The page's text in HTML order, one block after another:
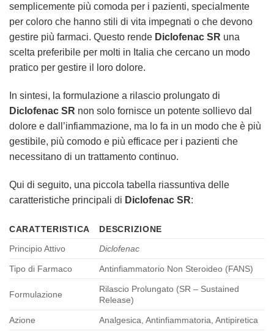
semplicemente più comoda per i pazienti, specialmente
per coloro che hanno stili di vita impegnati o che devono
gestire più farmaci. Questo rende Diclofenac SR una
scelta preferibile per molti in Italia che cercano un modo
pratico per gestire il loro dolore.
In sintesi, la formulazione a rilascio prolungato di
Diclofenac SR non solo fornisce un potente sollievo dal
dolore e dall’infiammazione, ma lo fa in un modo che è più
gestibile, più comodo e più efficace per i pazienti che
necessitano di un trattamento continuo.
Qui di seguito, una piccola tabella riassuntiva delle
caratteristiche principali di Diclofenac SR:
CARATTERISTICA
DESCRIZIONE
Principio Attivo
Diclofenac
Tipo di Farmaco Antinfiammatorio Non Steroideo (FANS)
Formulazione
Rilascio Prolungato (SR – Sustained
Release)
Azione Analgesica, Antinfiammatoria, Antipiretica